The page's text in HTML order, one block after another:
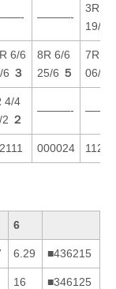
———-
3R 1/
19/1
6/6
6 ３
8R 6/6
25/6 ５
7R 2/
06/5
4/4
2 ２
———-
000024
6
6.29 ■436215
16 ■346125